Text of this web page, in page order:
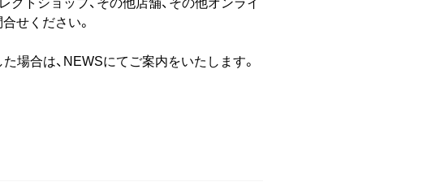
せください。
場合は、NEWSにてご案内をいたします。